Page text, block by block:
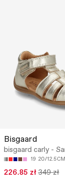
Bisgaard
bisgaard carly -
19 20/12.5CM
226.85 zł 349 zł